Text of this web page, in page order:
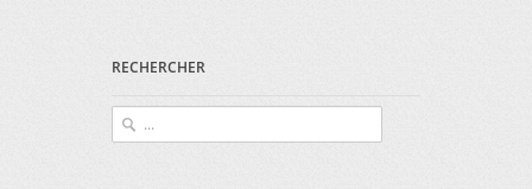
RECHERCHER